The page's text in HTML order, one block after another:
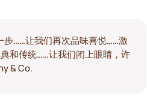
步……让我们再次品味喜悦……激
和传统……让我们闭上眼睛，许
& Co.